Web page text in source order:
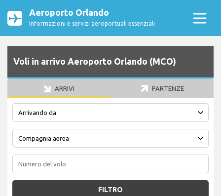
Aeroporto Orlando
Informazioni e servizi aeroportuali essenziali
Voli in arrivo Aeroporto Orlando (MCO)
ARRIVI PARTENZE
FILTRO